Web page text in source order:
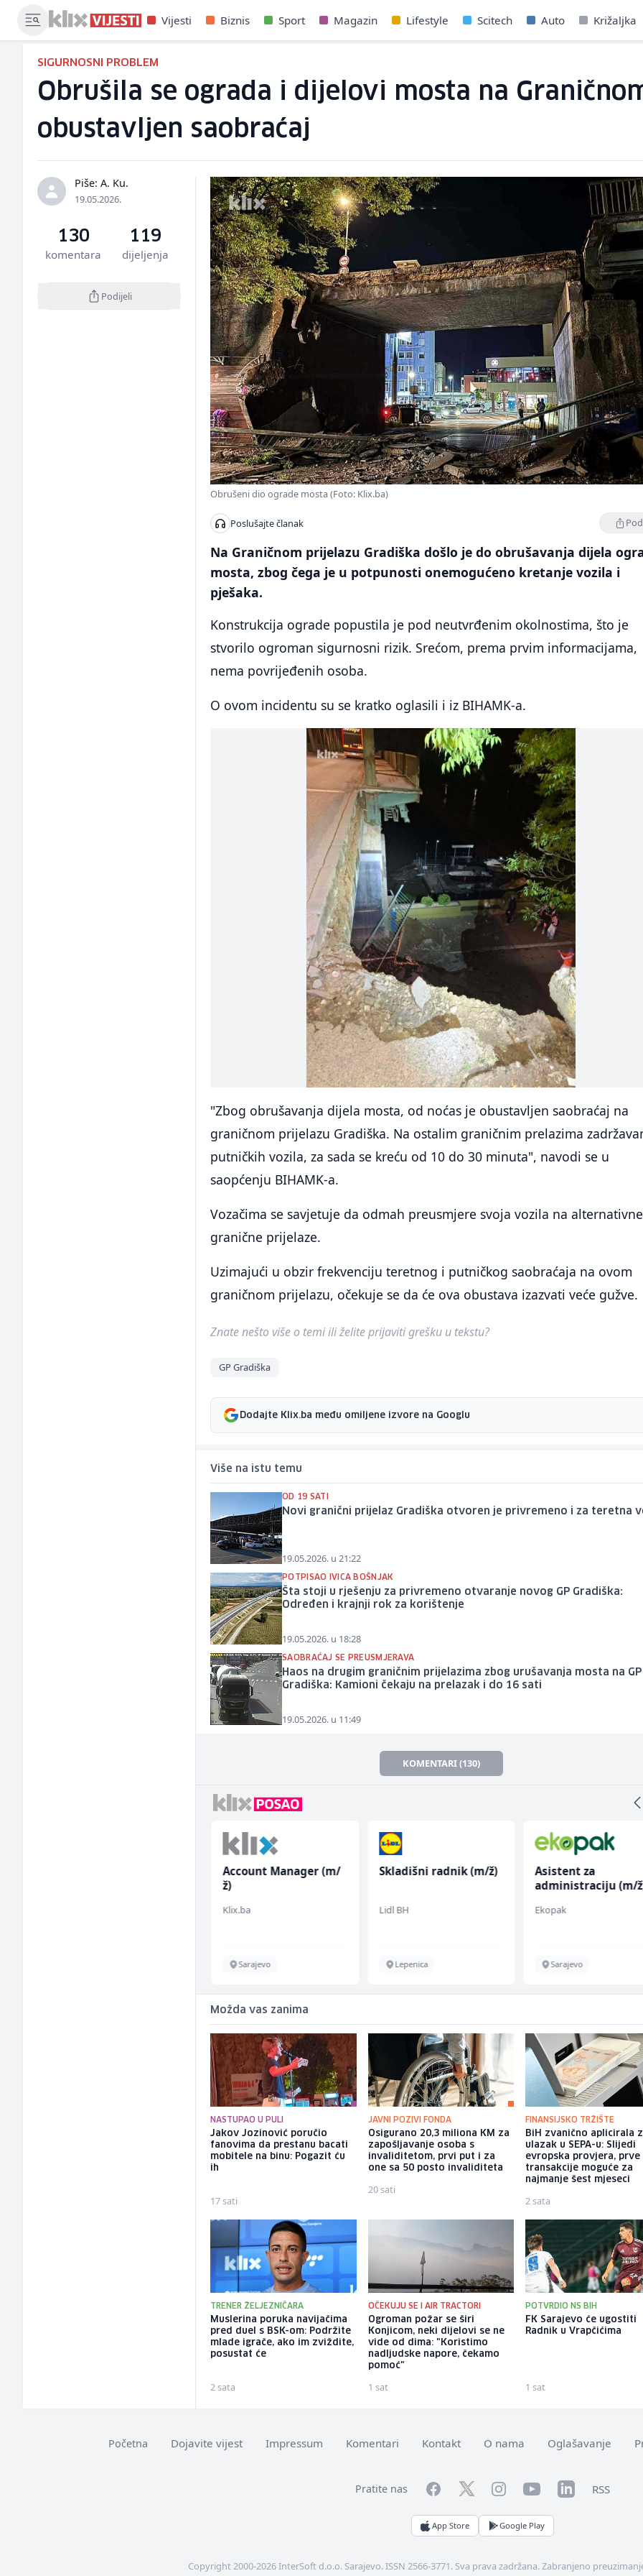
Vijesti Biznis Sport Magazin Lifestyle Scitech Auto Križaljka
SIGURNOSNI PROBLEM
Obrušila se ograda i dijelovi mosta na
obustavljen saobraćaj
Piše: A. Ku.
19.05.2026.
130
komentara
119
dijeljenja
Podijeli
Obrušeni dio ograde mosta (Foto: Klix.ba)
Poslušajte članak
Na Graničnom prijelazu Gradiška došlo je do obrušavanja dijela
mosta, zbog čega je u potpunosti onemogućeno kretanje vozila i
pješaka.
Konstrukcija ograde popustila je pod neutvrđenim okolnostima, što je
stvorilo ogroman sigurnosni rizik. Srećom, prema prvim informacijama,
nema povrijeđenih osoba.
O ovom incidentu su se kratko oglasili i iz BIHAMK-a.
"Zbog obrušavanja dijela mosta, od noćas je obustavljen saobraćaj na
graničnom prijelazu Gradiška. Na ostalim graničnim prelazima
putničkih vozila, za sada se kreću od 10 do 30 minuta", navodi se u
saopćenju BIHAMK-a.
Vozačima se savjetuje da odmah preusmjere svoja vozila na alternativne
granične prijelaze.
Uzimajući u obzir frekvenciju teretnog i putničkog saobraćaja na ovom
graničnom prijelazu, očekuje se da će ova obustava izazvati veće gužve.
Znate nešto više o temi ili želite prijaviti grešku u tekstu?
GP Gradiška
Dodajte Klix.ba među omiljene izvore na Googlu
Više na istu temu
OD 19 SATI
Novi granični prijelaz Gradiška otvoren je privremeno i za teretna
19.05.2026. u 21:22
POTPISAO IVICA BOŠNJAK
Šta stoji u rješenju za privremeno otvaranje novog GP Gradiška:
Određen i krajnji rok za korištenje
19.05.2026. u 18:28
SAOBRAĆAJ SE PREUSMJERAVA
Haos na drugim graničnim prijelazima zbog urušavanja mosta na GP
Gradiška: Kamioni čekaju na prelazak i do 16 sati
19.05.2026. u 11:49
KOMENTARI (130)
Account Manager (m/
ž)
Klix.ba
Sarajevo
Skladišni radnik (m/ž)
Lidl BH
Lepenica
Asistent za
administraciju (m/
Ekopak
Sarajevo
Možda vas zanima
NASTUPAO U PULI
Jakov Jozinović poručio
fanovima da prestanu bacati
mobitele na binu: Pogazit ću
ih
17 sati
JAVNI POZIVI FONDA
Osigurano 20,3 miliona KM za
zapošljavanje osoba s
invaliditetom, prvi put i za
one sa 50 posto invaliditeta
20 sati
FINANSIJSKO TRŽIŠTE
BiH zvanično aplicirala
ulazak u SEPA-u: Slijedi
evropska provjera, prve
transakcije moguće za
najmanje šest mjeseci
2 sata
TRENER ŽELJEZNIČARA
Muslerina poruka navijačima
pred duel s BSK-om: Podržite
mlade igrače, ako im zviždite,
posustat će
2 sata
OČEKUJU SE I AIR TRACTORI
Ogroman požar se širi
Konjicom, neki dijelovi se ne
vide od dima: "Koristimo
nadljudske napore, čekamo
pomoć"
1 sat
POTVRDIO NS BIH
FK Sarajevo će ugostiti
Radnik u Vrapčićima
1 sat
Početna Dojavite vijest Impressum Komentari Kontakt O nama Oglašavanje
Pratite nas FacebookTwitterInstagramYouTubeLinkedInRSS
App Store Google Play
Copyright 2000-2026 InterSoft d.o.o. Sarajevo. ISSN 2566-3771. Sva prava zadržana. Zabranjeno